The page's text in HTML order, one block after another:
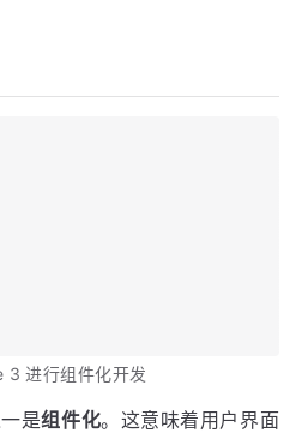
3 进行组件化开发
是组件化。这意味着用户界面